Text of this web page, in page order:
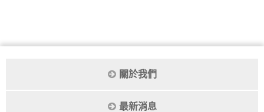
關於我們
最新消息